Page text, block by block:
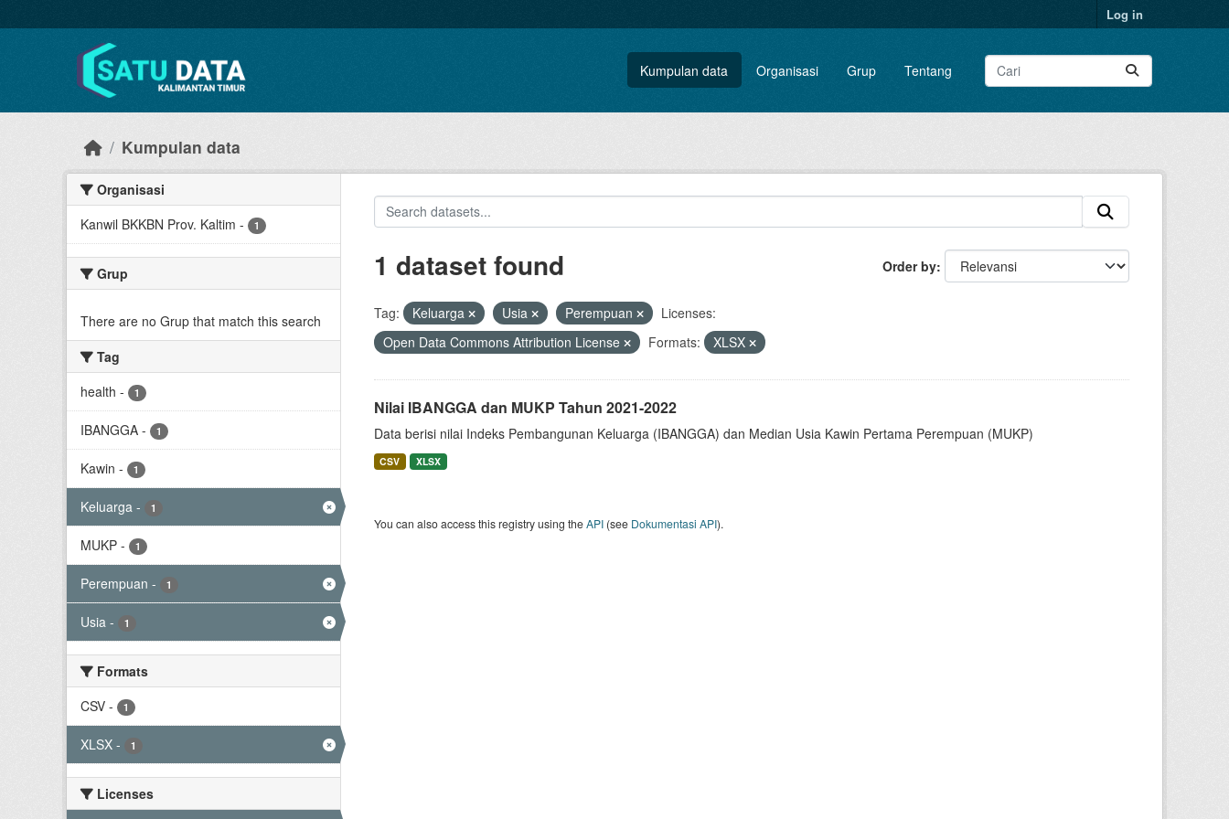
Log in
Kumpulan data Organisasi Grup Tentang
Kumpulan data
Organisasi
Kanwil BKKBN Prov. Kaltim - 1
Grup
There are no Grup that match this search
Tag
health - 1
IBANGGA - 1
Kawin - 1
Keluarga - 1
MUKP - 1
Perempuan - 1
Usia - 1
Formats
CSV - 1
XLSX - 1
Licenses
Order by
1 dataset found
Tag: Keluarga Usia Perempuan
Licenses:
Open Data Commons Attribution License
Formats: XLSX
Nilai IBANGGA dan MUKP Tahun 2021-2022
Data berisi nilai Indeks Pembangunan Keluarga (IBANGGA) dan Median Usia Kawin Pertama Perempuan (MUKP)
CSV XLSX
You can also access this registry using theAPI(see Dokumentasi API).